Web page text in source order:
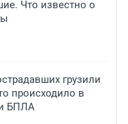
Что известно о
грузили
происходило в
БПЛА